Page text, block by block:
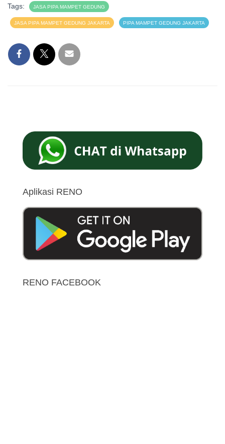
Tags: JASA PIPA MAMPET GEDUNG
JASA PIPA MAMPET GEDUNG JAKARTA PIPA MAMPET GEDUNG JAKARTA
Aplikasi RENO
RENO FACEBOOK